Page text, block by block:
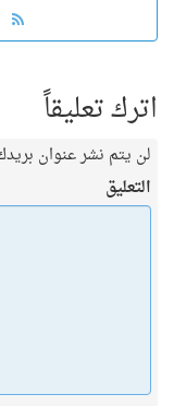
اترك تعليقاً
لن يتم نشر عنوان
التعليق